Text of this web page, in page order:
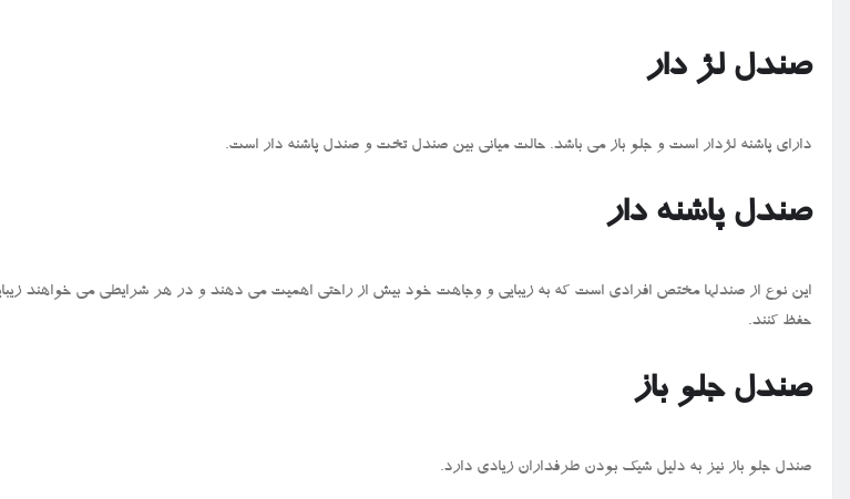
صندل لژ دار
دارای پاشنه لژدار است و جلو باز می باشد. حالت میانی بین صندل تخت و صندل پاشنه دار است.
صندل پاشنه دار
این نوع از صندلها مختص افرادی است که به زیبایی و وجاهت خود بیش از راحتی اهمیت می دهند و در هر شرایطی می خواهند
حفظ کنند.
صندل جلو باز
صندل‌ جلو باز نیز به دلیل شیک بودن طرفداران زیادی دارد.